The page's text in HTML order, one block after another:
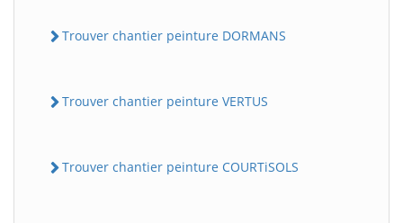
Trouver chantier peinture DORMANS
Trouver chantier peinture VERTUS
Trouver chantier peinture COURTiSOLS